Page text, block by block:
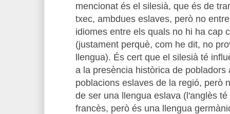
mencionat és el silesià, que és de
txec, ambdues eslaves, però no
idiomes entre els quals no hi ha cap
(justament perquè, com he dit, no
llengua). És cert que el silesià té
a la presència històrica de pobladors
poblacions eslaves de la regió, però
de ser una llengua eslava (l'anglès
francès, però és una llengua